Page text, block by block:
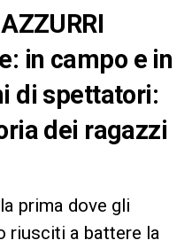
in campo e in
di spettatori:
dei ragazzi
prima dove gli
riusciti a battere la